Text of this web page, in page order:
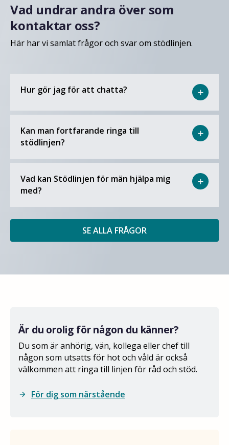
Vad undrar andra över som
kontaktar oss?
Här har vi samlat frågor och svar om stödlinjen.
Hur gör jag för att chatta? add
Kan man fortfarande ringa till
stödlinjen?
add
Vad kan Stödlinjen för män hjälpa mig
med?
add
SE ALLA FRÅGOR
Är du orolig för någon du känner?
Du som är anhörig, vän, kollega eller chef till
någon som utsatts för hot och våld är också
välkommen att ringa till linjen för råd och stöd.
arrow_forward För dig som närstående